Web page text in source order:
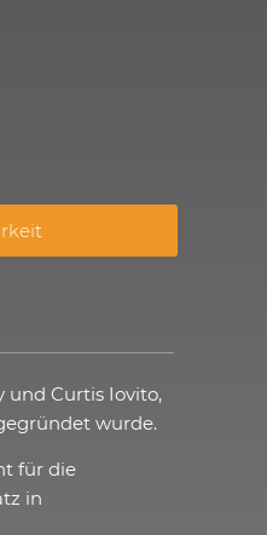
und Curtis Iovito,
wurde.
für die
in